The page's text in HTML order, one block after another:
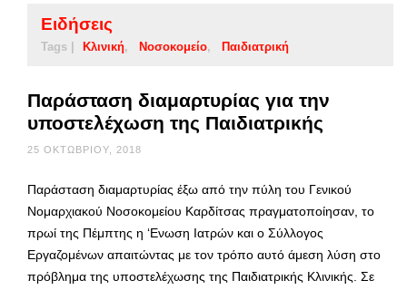
Ειδήσεις
Tags | Κλινική Νοσοκομείο Παιδιατρική
Παράσταση διαμαρτυρίας για την
υποστελέχωση της Παιδιατρικής
25 ΟΚΤΩΒΡΊΟΥ, 2018
Παράσταση διαμαρτυρίας έξω από την πύλη του Γενικού
Νομαρχιακού Νοσοκομείου Καρδίτσας πραγματοποίησαν, το
πρωί της Πέμπτης η ‘Ενωση Ιατρών και ο Σύλλογος
Εργαζομένων απαιτώντας με τον τρόπο αυτό άμεση λύση στο
πρόβλημα της υποστελέχωσης της Παιδιατρικής Κλινικής. Σε